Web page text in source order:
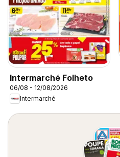
Intermarché Folheto
06/08 - 12/08/2026
Intermarché